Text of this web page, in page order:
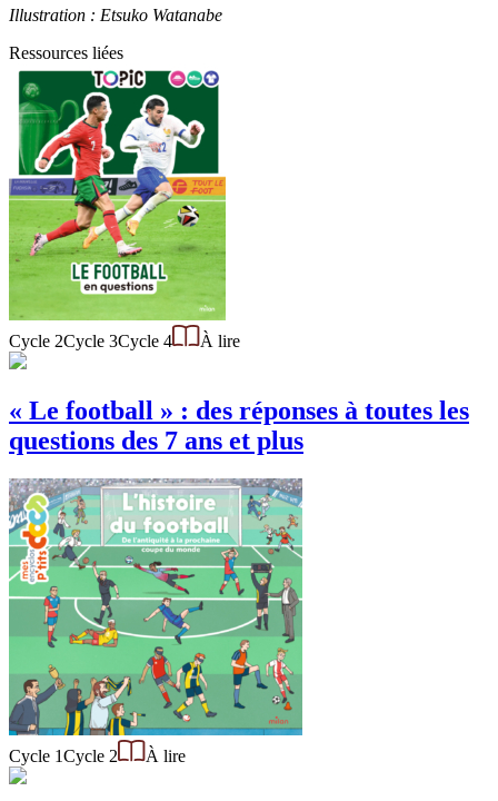
Illustration : Etsuko Watanabe
Ressources liées
Cycle 2Cycle 3Cycle 4 À lire
« Le football » : des réponses à toutes les
questions des 7 ans et plus
Cycle 1Cycle 2 À lire